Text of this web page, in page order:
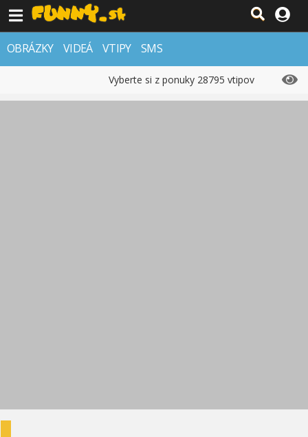
OBRÁZKY VIDEÁ VTIPY SMS
Vyberte si z ponuky 28795 vtipov